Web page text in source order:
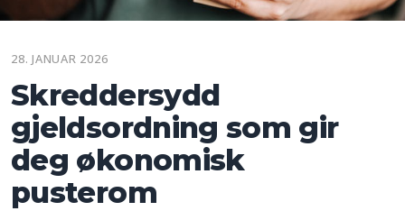
28. JANUAR 2026
Skreddersydd
gjeldsordning som gir
deg økonomisk
pusterom